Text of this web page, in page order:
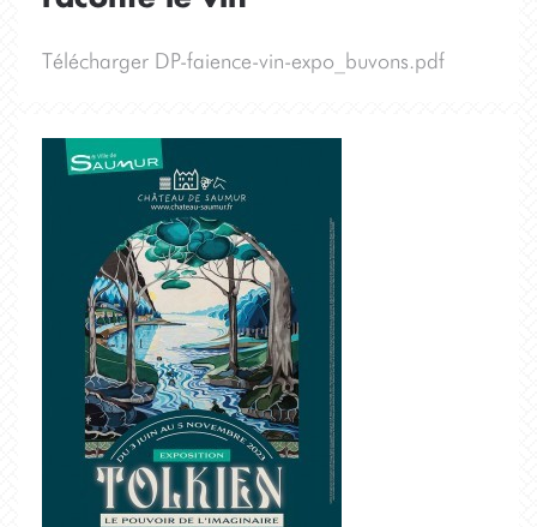
Télécharger DP-faience-vin-expo_buvons.pdf